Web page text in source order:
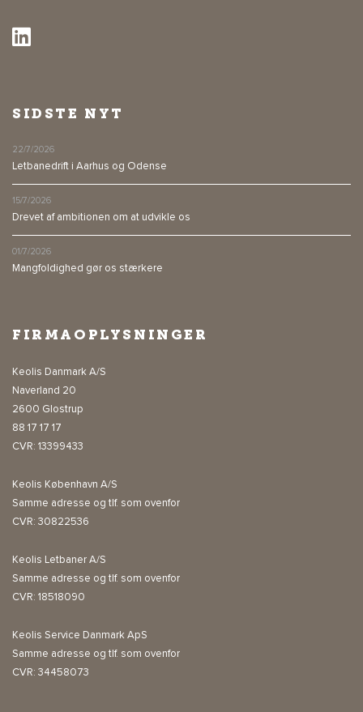
SIDSTE NYT
22/7/2026
Letbanedrift i Aarhus og Odense
15/7/2026
Drevet af ambitionen om at udvikle os
01/7/2026
Mangfoldighed gør os stærkere
FIRMAOPLYSNINGER
Keolis Danmark A/S
Naverland 20
2600 Glostrup
88 17 17 17
CVR: 13399433
Keolis København A/S
Samme adresse og tlf. som ovenfor
CVR: 30822536
Keolis Letbaner A/S
Samme adresse og tlf. som ovenfor
CVR: 18518090
Keolis Service Danmark ApS
Samme adresse og tlf. som ovenfor
CVR: 34458073